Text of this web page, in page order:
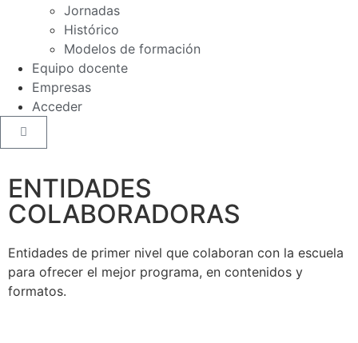
Jornadas
Histórico
Modelos de formación
Equipo docente
Empresas
Acceder
ENTIDADES
COLABORADORAS
Entidades de primer nivel que colaboran con la escuela
para ofrecer el mejor programa, en contenidos y
formatos.